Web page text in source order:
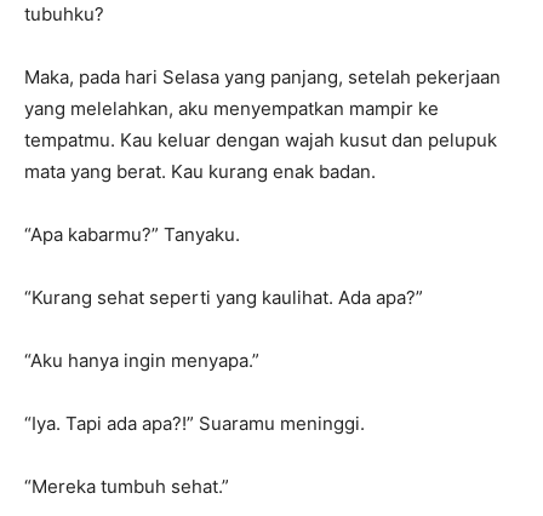
tubuhku?
Maka, pada hari Selasa yang panjang, setelah pekerjaan
yang melelahkan, aku menyempatkan mampir ke
tempatmu. Kau keluar dengan wajah kusut dan pelupuk
mata yang berat. Kau kurang enak badan.
“Apa kabarmu?” Tanyaku.
“Kurang sehat seperti yang kaulihat. Ada apa?”
“Aku hanya ingin menyapa.”
“Iya. Tapi ada apa?!” Suaramu meninggi.
“Mereka tumbuh sehat.”